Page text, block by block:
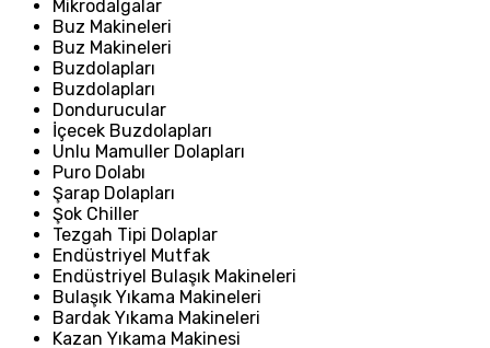
Mikrodalgalar
Buz Makineleri
Buz Makineleri
Buzdolapları
Buzdolapları
Dondurucular
İçecek Buzdolapları
Unlu Mamuller Dolapları
Puro Dolabı
Şarap Dolapları
Şok Chiller
Tezgah Tipi Dolaplar
Endüstriyel Mutfak
Endüstriyel Bulaşık Makineleri
Bulaşık Yıkama Makineleri
Bardak Yıkama Makineleri
Kazan Yıkama Makinesi